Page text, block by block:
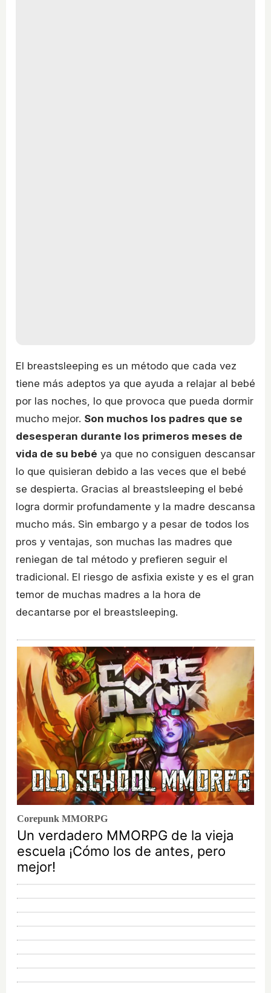
El breastsleeping es un método que cada vez
tiene más adeptos ya que ayuda a relajar al bebé
por las noches, lo que provoca que pueda dormir
mucho mejor. Son muchos los padres que se
desesperan durante los primeros meses de
vida de su bebé ya que no consiguen descansar
lo que quisieran debido a las veces que el bebé
se despierta. Gracias al breastsleeping el bebé
logra dormir profundamente y la madre descansa
mucho más. Sin embargo y a pesar de todos los
pros y ventajas, son muchas las madres que
reniegan de tal método y prefieren seguir el
tradicional. El riesgo de asfixia existe y es el gran
temor de muchas madres a la hora de
decantarse por el breastsleeping.
Corepunk MMORPG
Un verdadero MMORPG de la vieja
escuela ¡Cómo los de antes, pero
mejor!